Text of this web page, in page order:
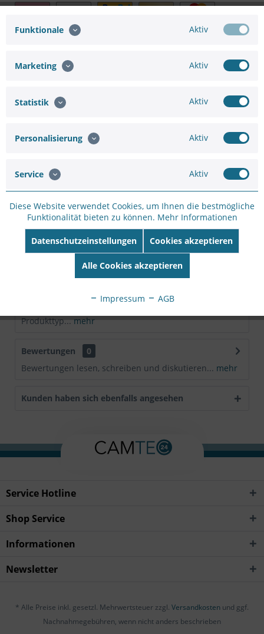
Sie brauchen eine größere
Menge oder
Anfrageformular
Artikel-Nr.:
Hersteller Artikel-
Nr:
EAN:
4047438016469
Beschreibung
Ersatzkuppel Hemispheric: Passend für:
Hemisphärische Sensormodule (für S15/M15), S15M,...
Produkttyp... mehr
Bewertungen
0
Bewertungen lesen, schreiben und diskutieren... mehr
Kunden haben sich ebenfalls angesehen
Service Hotline
Shop Service
Informationen
Newsletter
* Alle Preise inkl. gesetzl. Mehrwertsteuer zzgl. Versandkosten und ggf.
Nachnahmegebühren, wenn nicht anders beschrieben
Funktionale Aktiv
Marketing Aktiv
Statistik Aktiv
Personalisierung Aktiv
Service Aktiv
Diese Website verwendet Cookies, um Ihnen die bestmögliche
Funktionalität bieten zu können. Mehr Informationen
Datenschutzeinstellungen Cookies akzeptieren
Alle Cookies akzeptieren
Impressum AGB